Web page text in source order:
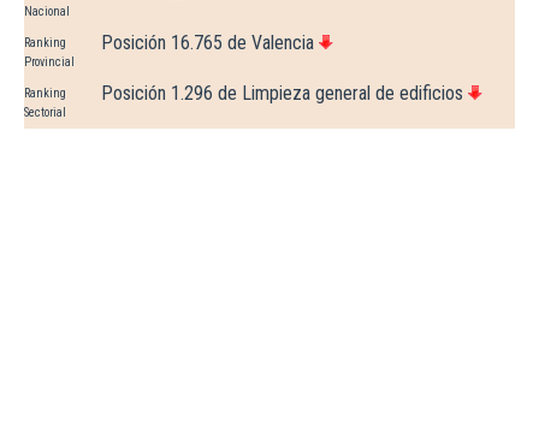
Nacional
Ranking
Provincial
Posición 16.765 de Valencia
Ranking
Sectorial
Posición 1.296 de Limpieza general de edificios